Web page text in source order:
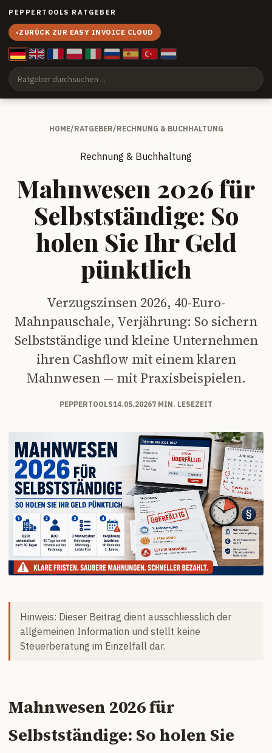
PEPPERTOOLS RATGEBER
‹ZURÜCK ZUR EASY INVOICE CLOUD
HOME/RATGEBER/RECHNUNG & BUCHHALTUNG
Rechnung & Buchhaltung
Mahnwesen 2026 für
Selbstständige: So
holen Sie Ihr Geld
pünktlich
Verzugszinsen 2026, 40-Euro-
Mahnpauschale, Verjährung: So sichern
Selbstständige und kleine Unternehmen
ihren Cashflow mit einem klaren
Mahnwesen — mit Praxisbeispielen.
PEPPERTOOLS14.05.20267 MIN. LESEZEIT
Hinweis: Dieser Beitrag dient ausschliesslich der
allgemeinen Information und stellt keine
Steuerberatung im Einzelfall dar.
Mahnwesen 2026 für
Selbstständige: So holen Sie